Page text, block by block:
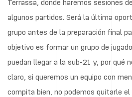
algunos partidos. Será la última
grupo antes de la preparación final
objetivo es formar un grupo de
puedan llegar a la sub-21 y, por qué
claro, si queremos un equipo con
compita bien, no podemos quitarle el